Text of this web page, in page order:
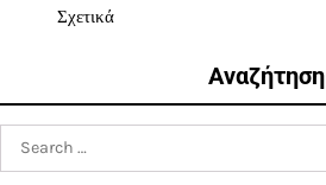
Σχετικά
Αναζήτηση